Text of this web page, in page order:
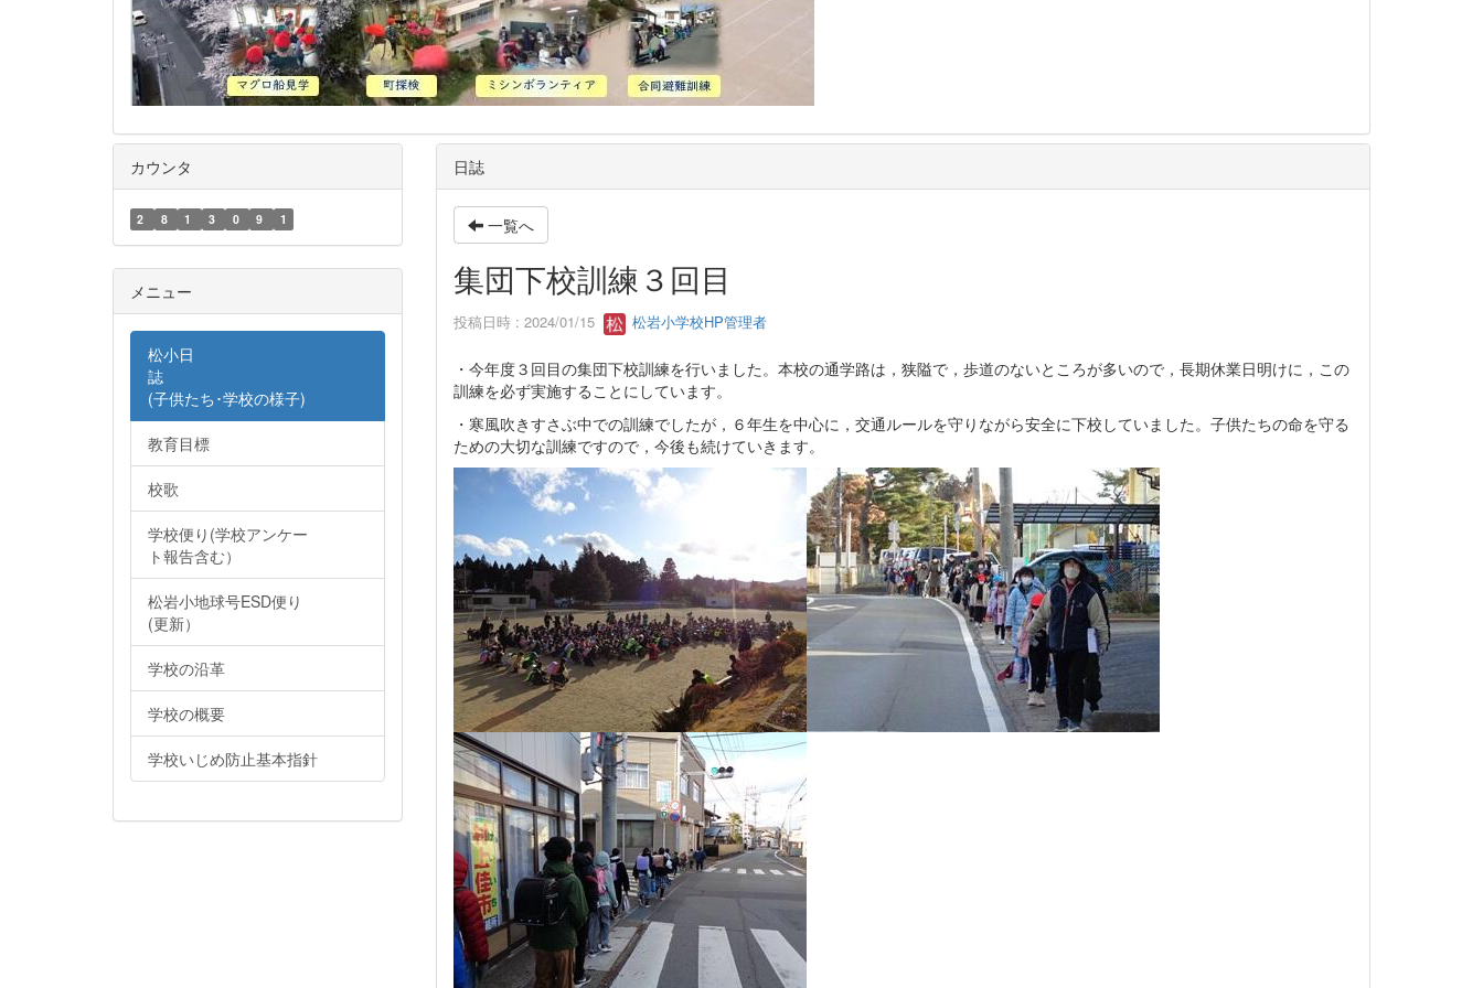
日誌
一覧へ
集団下校訓練３回目
投稿日時 : 2024/01/15 松岩小学校HP管理者
・今年度３回目の集団下校訓練を行いました。本校の通学路は，狭隘で，歩道のないところが多いので，長期休業日明けに，この
訓練を必ず実施することにしています。
・寒風吹きすさぶ中での訓練でしたが，６年生を中心に，交通ルールを守りながら安全に下校していました。子供たちの命を守る
ための大切な訓練ですので，今後も続けていきます。
カウンタ
2 8 1 3 0 9 1
メニュー
松小日
誌
(子供たち･学校の様子)
教育目標
校歌
学校便り(学校アンケー
ト報告含む）
松岩小地球号ESD便り
(更新）
学校の沿革
学校の概要
学校いじめ防止基本指針